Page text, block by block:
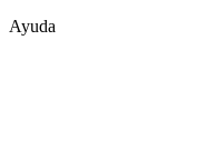
Ayuda